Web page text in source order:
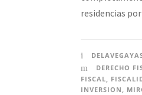
residencias
DERECHO
FISCAL,
INVERSION ,